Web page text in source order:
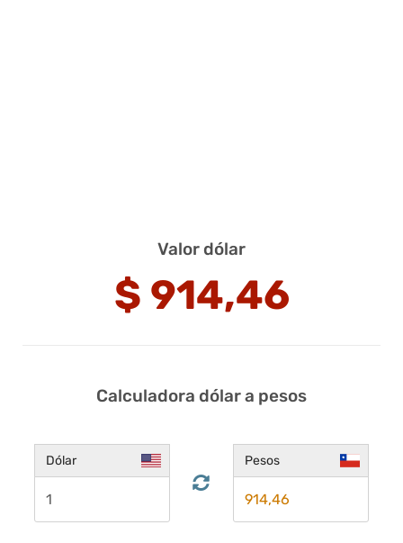
Valor dólar
$ 914,46
Calculadora dólar a pesos
Dólar Pesos